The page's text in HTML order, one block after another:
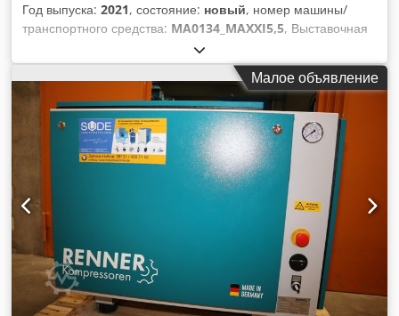
Год выпуска: 2021, состояние: новый, номер машины/
транспортного средства: MA0134_MAXXI5,5, Выставочная
машина: Dedpfx Ajhu R Akjhujck новый поршневой
компрессор сразу в наличии (подключи и работай): AIRKO
MAXXI 5,5 D - 270 - 10 бар с горизонтальным ресивером на
270 литров Год: 2021 Компрессор имеет 1 час наработки и
может быть немедленно предоставлен в распоряжение. 2
цилиндра давление: 10 бар Номинальная мощность: 5,5
кВт Расход при давлении 7 бар : 605 л/мин Уровень звука:
80 дБ(A) Выход сжатого воздуха: 1/2". Размеры длина х
ширина х высота: 170 х 56 х 134 см Вес: 181 кг Удобный
лизинг возможен через наш домашний банк. Посетите наш
магазин. У нас всегда в наличии большой выбор новых и
подержанных компрессоров! Доступно немедленно.
Малое объявление